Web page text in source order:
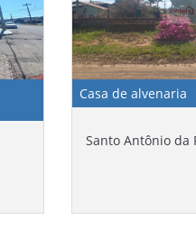
Casa de alvenaria
Santo Antônio da